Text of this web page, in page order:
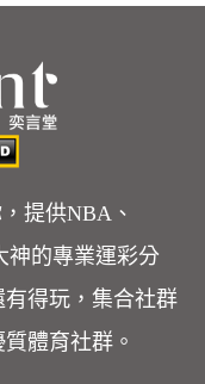
提供NBA、
神的專業運彩分
得玩，集合社群
體育社群。